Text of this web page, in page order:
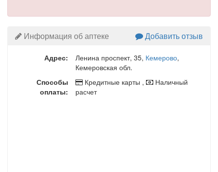
Информация об аптеке Добавить отзыв
Адрес: Ленина проспект, 35, Кемерово,
Кемеровская обл.
Способы
оплаты:
Кредитные карты ,
Наличный
расчет